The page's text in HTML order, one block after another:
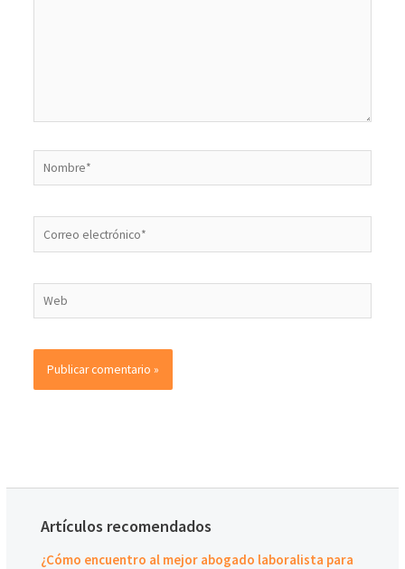
Artículos recomendados
¿Cómo encuentro al mejor abogado laboralista para